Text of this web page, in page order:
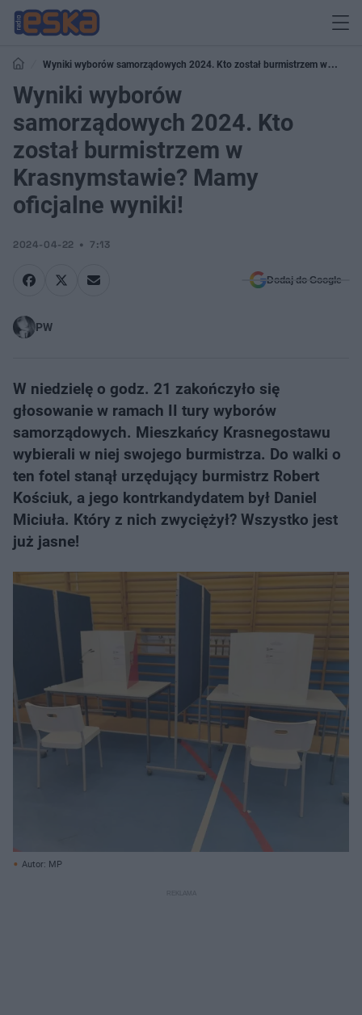
Wyniki wyborów samorządowych 2024. Kto został burmistrzem w
Krasnymstawie? Mamy oficjalne wyniki!
Wyniki wyborów
samorządowych 2024. Kto
został burmistrzem w
Krasnymstawie? Mamy
oficjalne wyniki!
2024-04-22 7:13
Dodaj do Google
PW
W niedzielę o godz. 21 zakończyło się
głosowanie w ramach II tury wyborów
samorządowych. Mieszkańcy Krasnegostawu
wybierali w niej swojego burmistrza. Do walki o
ten fotel stanął urzędujący burmistrz Robert
Kościuk, a jego kontrkandydatem był Daniel
Miciuła. Który z nich zwyciężył? Wszystko jest
już jasne!
Autor: MP